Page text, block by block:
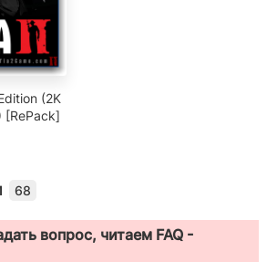
(2K
[RePack]
68
вопрос, читаем FAQ -